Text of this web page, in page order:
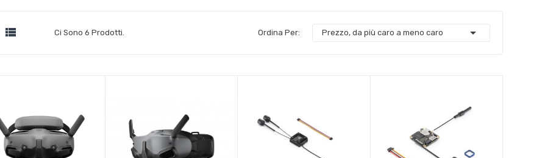
 Ci Sono 6 Prodotti. Ordina Per: Prezzo, da più caro a meno caro 